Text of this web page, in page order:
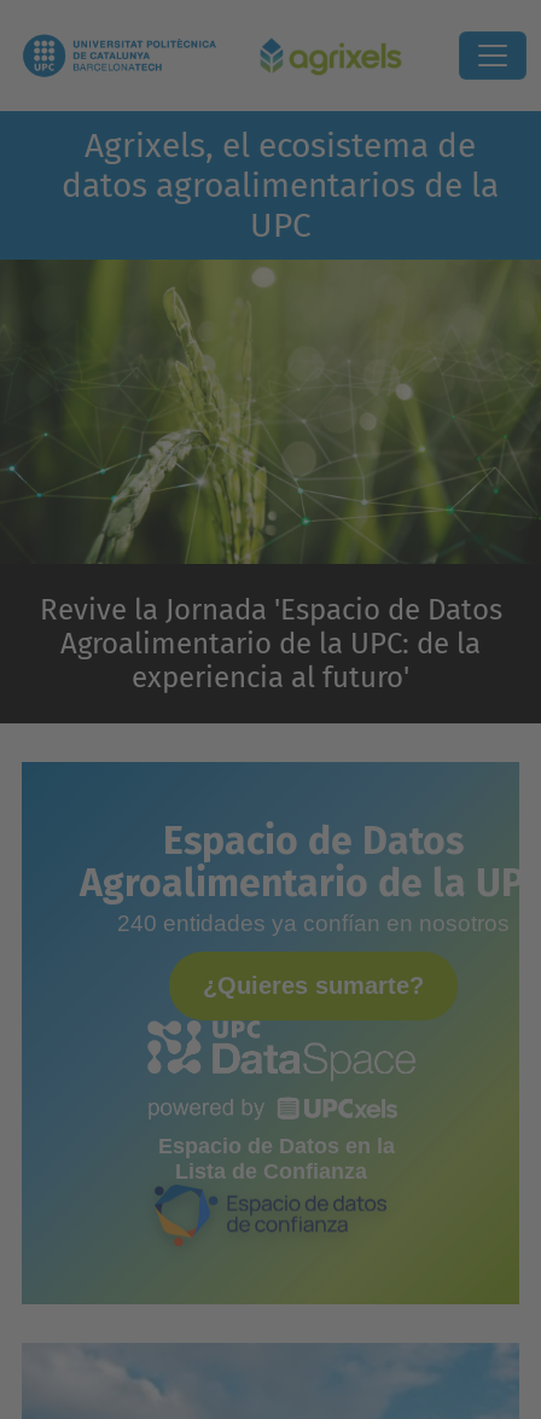
Agrixels, el ecosistema de
datos agroalimentarios de la
UPC
Revive la Jornada 'Espacio de Datos
Agroalimentario de la UPC: de la
experiencia al futuro'
Espacio de Datos
Agroalimentario de la
240 entidades ya confían en nosotros
¿Quieres sumarte?
Espacio de Datos en la
Lista de Confianza